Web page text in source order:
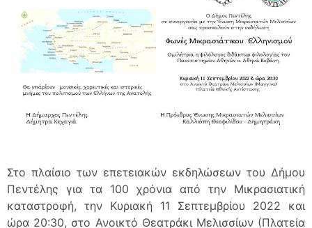
Στο πλαίσιο των επετειακών εκδηλώσεων του Δήμου
Πεντέλης για τα 100 χρόνια από την Μικρασιατική
καταστροφή, την Κυριακή 11 Σεπτεμβρίου 2022 και
ώρα 20:30, στο Ανοικτό Θεατράκι Μελισσίων (Πλατεία